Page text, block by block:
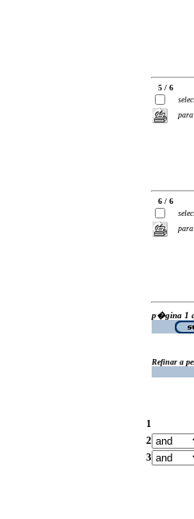
5 / 6
6 / 6
p�gina 1
Refinar a
1
2
3